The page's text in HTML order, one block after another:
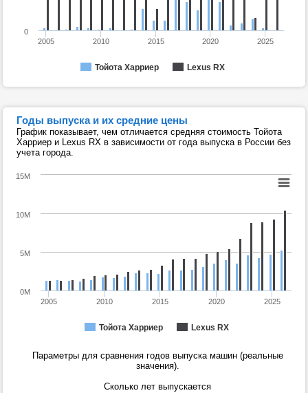
Тойота Харриер Lexus RX
2005 2010 2015 2020 2025
0
Годы выпуска и их средние цены
График показывает, чем отличается средняя стоимость Тойота
Харриер и Lexus RX в зависимости от года выпуска в России без
учета города.
Тойота Харриер Lexus RX
2005 2010 2015 2020 2025
0M
5M
10M
15M
Параметры для сравнения годов выпуска машин (реальные
значения).
Сколько лет выпускается